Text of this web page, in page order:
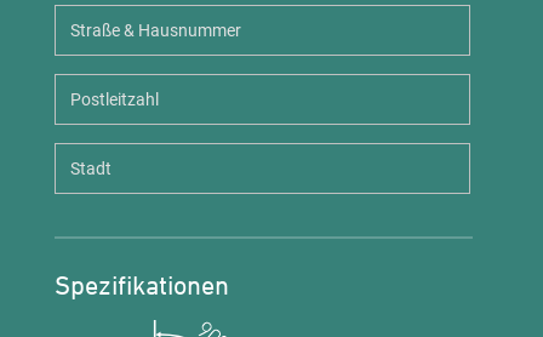
Hausnummer
Spezifikationen